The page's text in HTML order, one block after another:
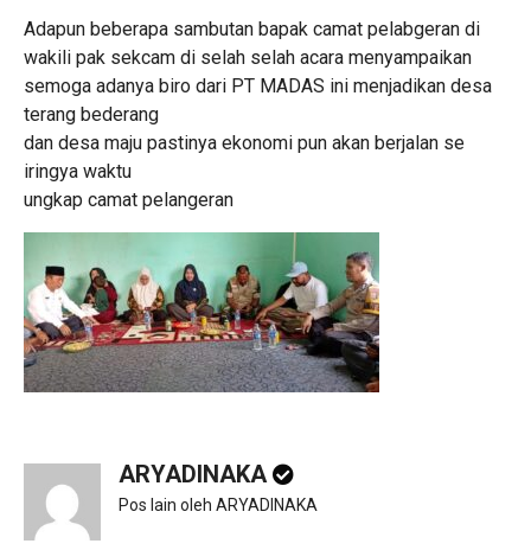
Adapun beberapa sambutan bapak camat pelabgeran di
wakili pak sekcam di selah selah acara menyampaikan
semoga adanya biro dari PT MADAS ini menjadikan desa
terang bederang
dan desa maju pastinya ekonomi pun akan berjalan se
iringya waktu
ungkap camat pelangeran
ARYADINAKA
Pos lain oleh ARYADINAKA